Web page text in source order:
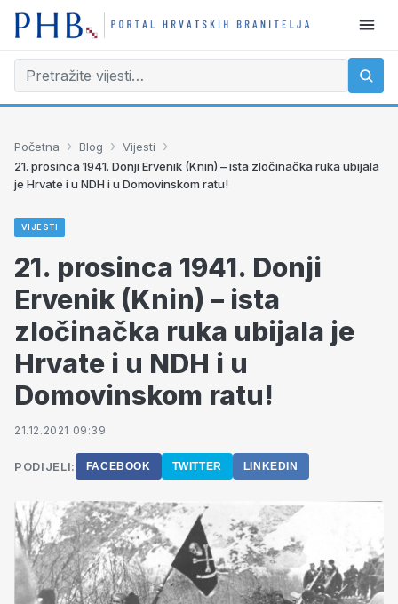
Početna › Blog › Vijesti ›
21. prosinca 1941. Donji Ervenik (Knin) – ista zločinačka ruka ubijala
je Hrvate i u NDH i u Domovinskom ratu!
VIJESTI
21. prosinca 1941. Donji
Ervenik (Knin) – ista
zločinačka ruka ubijala je
Hrvate i u NDH i u
Domovinskom ratu!
21.12.2021 09:39
PODIJELI: FACEBOOK TWITTER LINKEDIN